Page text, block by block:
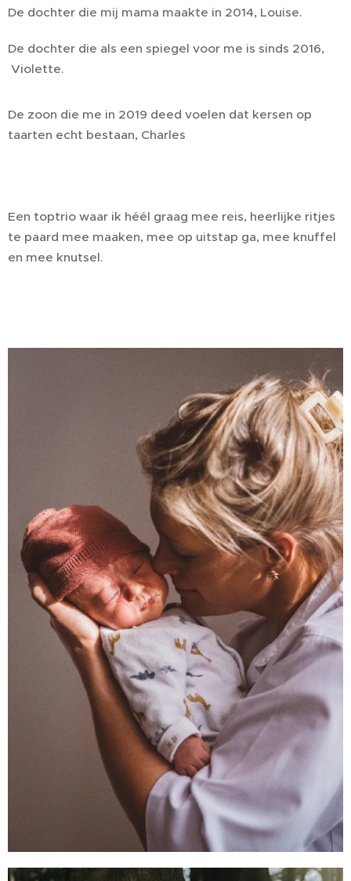
De dochter die mij mama maakte in 2014, Louise.
De dochter die als een spiegel voor me is sinds 2016,
Violette.
De zoon die me in 2019 deed voelen dat kersen op
taarten echt bestaan, Charles
Een toptrio waar ik héél graag mee reis, heerlijke ritjes
te paard mee maaken, mee op uitstap ga, mee knuffel
en mee knutsel.